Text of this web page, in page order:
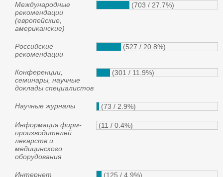
Международные
рекомендации
(европейские,
американские)
(703 / 27.7%)
Российские
рекомендации
(527 / 20.8%)
Конференции,
семинары, научные
доклады специалистов
(301 / 11.9%)
Научные журналы (73 / 2.9%)
Информация фирм-
производителей
лекарств и
медицинского
оборудования
(11 / 0.4%)
Интернет (125 / 4.9%)